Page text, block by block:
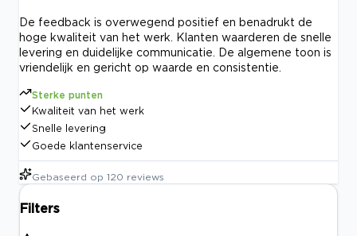
De feedback is overwegend positief en benadrukt de
hoge kwaliteit van het werk. Klanten waarderen de snelle
levering en duidelijke communicatie. De algemene toon is
vriendelijk en gericht op waarde en consistentie.
Sterke punten
Kwaliteit van het werk
Snelle levering
Goede klantenservice
Gebaseerd op 120 reviews
Filters